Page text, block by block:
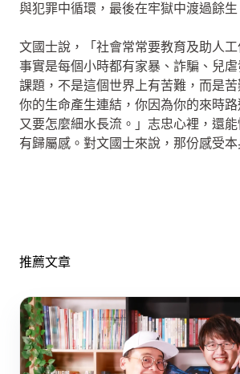
與犯罪中循環，最後在牢獄中渡過餘生
文國士說，「社會常常要教育及助人
事實是每個小時都有家暴、詐騙、兒
課題，不是這個世界上有苦難，而是
你的生命產生連結，你因為你的來時路
又要怎麼細水長流。」志忠心裡，還
有歸屬感。對文國士來說，那份感受本
推薦文章